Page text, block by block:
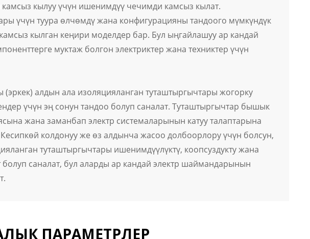
кылуу үчүн ишенимдүү чечимди камсыз кылат.
үчүн туура өлчөмдү жана конфигурацияны тандоого мүмкүндүк
кылган кеңири моделдер бар. Бул ыңгайлашуу ар кандай
муктаж болгон электриктер жана техниктер үчүн
алдын ала изоляцияланган туташтыргычтары жогорку
үчүн эң сонун тандоо болуп саналат. Туташтыргычтар бышык
жана заманбап электр системаларынын катуу талаптарына
колдонуу же өз алдынча жасоо долбоорлору үчүн болсун,
туташтыргычтары ишенимдүүлүктү, коопсуздукту жана
саналат, бул аларды ар кандай электр шаймандарынын
ПАРАМЕТРЛЕР